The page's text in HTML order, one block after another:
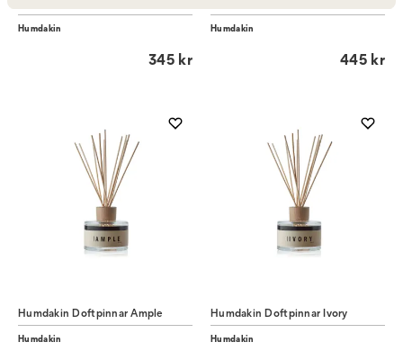
Humdakin
345 kr
Humdakin
445 kr
Humdakin Doftpinnar Ample
Humdakin
Humdakin Doftpinnar Ivory
Humdakin